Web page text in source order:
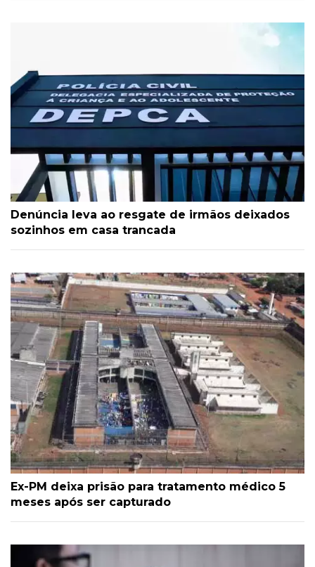
Denúncia leva ao resgate de irmãos deixados
sozinhos em casa trancada
Ex-PM deixa prisão para tratamento médico 5
meses após ser capturado